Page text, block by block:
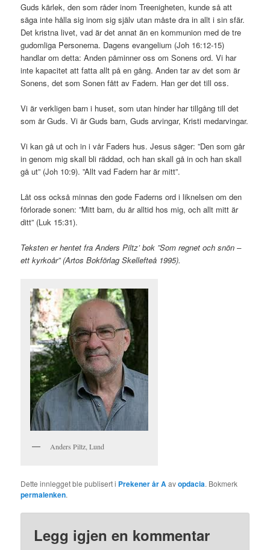
Guds kärlek, den som råder inom Treenigheten, kunde så att
säga inte hålla sig inom sig själv utan måste dra in allt i sin sfär.
Det kristna livet, vad är det annat än en kommunion med de tre
gudomliga Personerna. Dagens evangelium (Joh 16:12-15)
handlar om detta: Anden påminner oss om Sonens ord. Vi har
inte kapacitet att fatta allt på en gång. Anden tar av det som är
Sonens, det som Sonen fått av Fadern. Han ger det till oss.
Vi är verkligen barn i huset, som utan hinder har tillgång till det
som är Guds. Vi är Guds barn, Guds arvingar, Kristi medarvingar.
Vi kan gå ut och in i vår Faders hus. Jesus säger: ”Den som går
in genom mig skall bli räddad, och han skall gå in och han skall
gå ut” (Joh 10:9). ”Allt vad Fadern har är mitt”.
Låt oss också minnas den gode Faderns ord i liknelsen om den
förlorade sonen: ”Mitt barn, du är alltid hos mig, och allt mitt är
ditt” (Luk 15:31).
Teksten er hentet fra Anders Piltz’ bok ”Som regnet och snön –
ett kyrkoår” (Artos Bokförlag Skellefteå 1995).
Anders Piltz, Lund
Dette innlegget ble publisert i Prekener år Aavopdacia. Bokmerk
permalenken.
Legg igjen en kommentar